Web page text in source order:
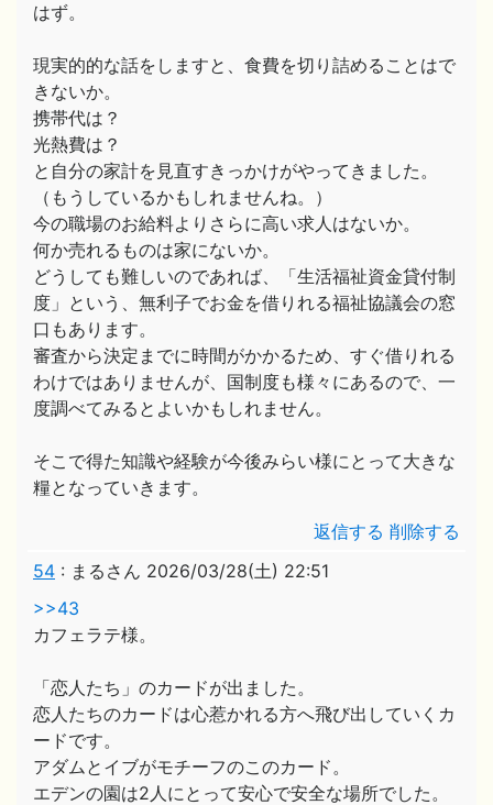
はず。
現実的的な話をしますと、食費を切り詰めることはで
きないか。
携帯代は？
光熱費は？
と自分の家計を見直すきっかけがやってきました。
（もうしているかもしれませんね。）
今の職場のお給料よりさらに高い求人はないか。
何か売れるものは家にないか。
どうしても難しいのであれば、「生活福祉資金貸付制
度」という、無利子でお金を借りれる福祉協議会の窓
口もあります。
審査から決定までに時間がかかるため、すぐ借りれる
わけではありませんが、国制度も様々にあるので、一
度調べてみるとよいかもしれません。
そこで得た知識や経験が今後みらい様にとって大きな
糧となっていきます。
返信する 削除する
54 : まるさん 2026/03/28(土) 22:51
>>43
カフェラテ様。
「恋人たち」のカードが出ました。
恋人たちのカードは心惹かれる方へ飛び出していくカ
ードです。
アダムとイブがモチーフのこのカード。
エデンの園は2人にとって安心で安全な場所でした。